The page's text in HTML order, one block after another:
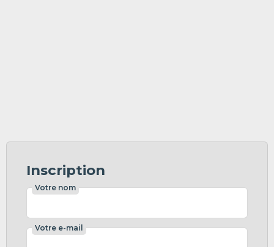
Inscription
Votre nom
Votre e-mail